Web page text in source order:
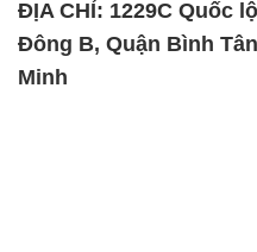
ĐỊA CHỈ: 1229C Quốc
Đông B, Quận Bình
Minh